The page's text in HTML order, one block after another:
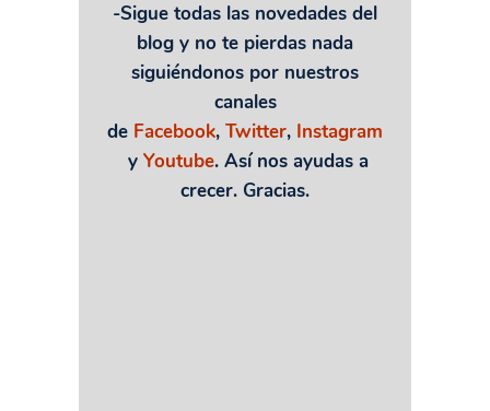
-Sigue todas las novedades del
blog y no te pierdas nada
siguiéndonos por nuestros
canales
de Facebook, Twitter, Instagram
y Youtube. Así nos ayudas a
crecer. Gracias.